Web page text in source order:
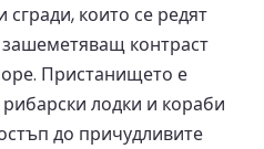
които се редят
зашеметяващ контраст
Пристанището е
лодки и кораби
до причудливите